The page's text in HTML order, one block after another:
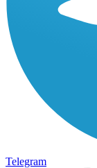
Telegram